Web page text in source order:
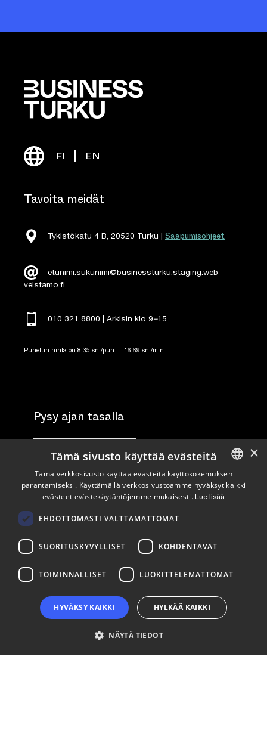
FI EN
Tavoita meidät
Tykistökatu 4 B, 20520 Turku | Saapumisohjeet
etunimi.sukunimi@businessturku.staging.web-
veistamo.fi
010 321 8800 | Arkisin klo 9–15
Puhelun hinta on 8,35 snt/puh. + 16,69 snt/min.
Pysy ajan tasalla
Tilaa uutiskirje
Seuraa meitä
LinkedIn Facebook Instagram
ENGLISH
×
Tämä sivusto käyttää evästeitä
Tämä verkkosivusto käyttää evästeitä käyttökokemuksen
parantamiseksi. Käyttämällä verkkosivustoamme hyväksyt kaikki
evästeet evästekäytäntöjemme mukaisesti.Lue lisää
EHDOTTOMASTI VÄLTTÄMÄTTÖMÄT
SUORITUSKYVYLLISET KOHDENTAVAT
TOIMINNALLISET LUOKITTELEMATTOMAT
HYVÄKSY KAIKKI HYLKÄÄ KAIKKI
NÄYTÄ TIEDOT